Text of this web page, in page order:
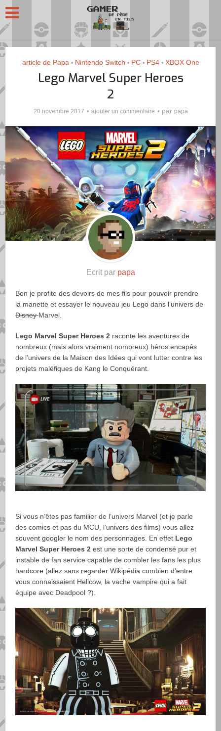
article de Papa • Nintendo Switch • PC • PS4 • XBOX One
Lego Marvel Super Heroes
2
20 novembre 2017 ajouter un commentaire par papa
Ecrit par papa
Bon je profite des devoirs de mes fils pour pouvoir prendre
la manette et essayer le nouveau jeu Lego dans l’univers de
DisneyMarvel.
Lego Marvel Super Heroes 2 raconte les aventures de
nombreux (mais alors vraiment nombreux) héros encapés
de l’univers de la Maison des Idées qui vont lutter contre les
projets maléfiques de Kang le Conquérant.
Si vous n’êtes pas familier de l’univers Marvel (et je parle
des comics et pas du MCU, l’univers des films) vous allez
souvent googler le nom des personnages. En effet Lego
Marvel Super Heroes 2 est une sorte de condensé pur et
instable de fan service capable de combler les fans les plus
hardcore (allez sans regarder Wikipédia combien d’entre
vous connaissaient Hellcow, la vache vampire qui a fait
équipe avec Deadpool ?).